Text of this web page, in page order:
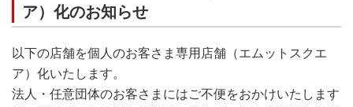
ア）化のお知らせ
以下の店舗を個人のお客さま専用店舗（エムットスクエ
ア）化いたします。
法人・任意団体のお客さまにはご不便をおかけいたします